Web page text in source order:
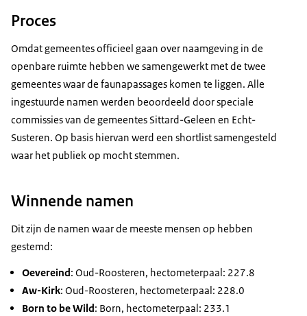
Proces
Omdat gemeentes officieel gaan over naamgeving in de
openbare ruimte hebben we samengewerkt met de twee
gemeentes waar de faunapassages komen te liggen. Alle
ingestuurde namen werden beoordeeld door speciale
commissies van de gemeentes Sittard-Geleen en Echt-
Susteren. Op basis hiervan werd een shortlist samengesteld
waar het publiek op mocht stemmen.
Winnende namen
Dit zijn de namen waar de meeste mensen op hebben
gestemd:
Oevereind: Oud-Roosteren, hectometerpaal: 227.8
Aw-Kirk: Oud-Roosteren, hectometerpaal: 228.0
Born to be Wild: Born, hectometerpaal: 233.1